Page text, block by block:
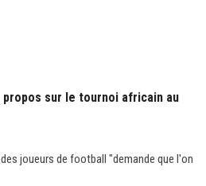
propos sur le tournoi africain au
joueurs de football "demande que l'on